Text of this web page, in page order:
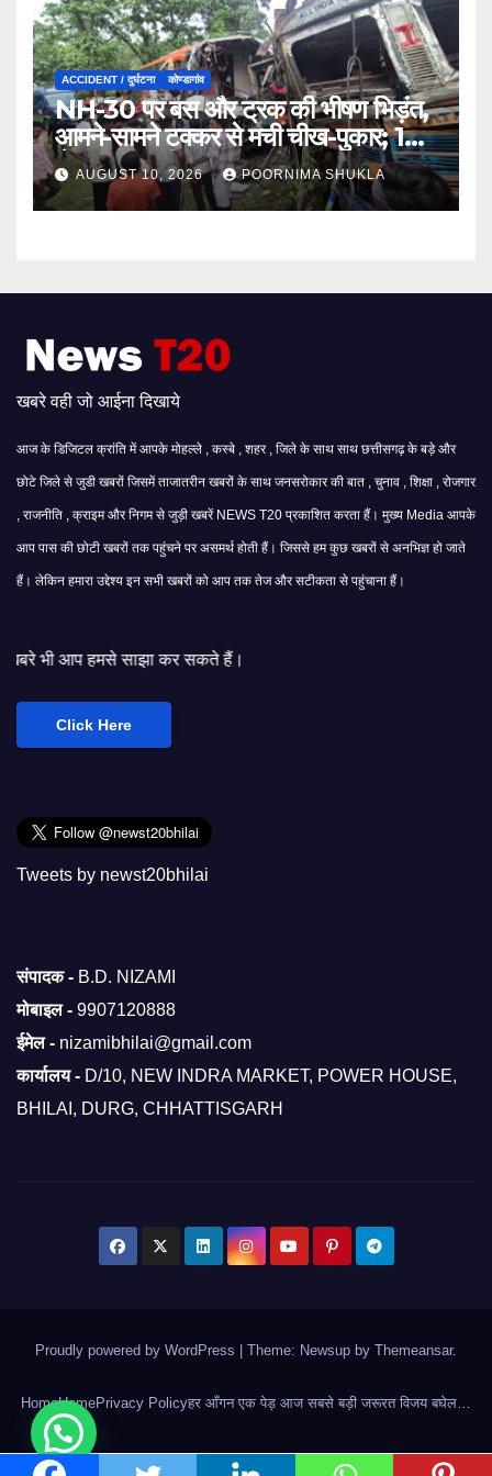
ACCIDENT / दुर्घटना कोण्डागांव
NH-30 पर बस और ट्रक की भीषण भिड़ंत,
आमने-सामने टक्कर से मची चीख-पुकार; 12
से ज्यादा यात्री घायल…
AUGUST 10, 2026 POORNIMA SHUKLA
खबरे वही जो आईना दिखाये
आज के डिजिटल क्रांति में आपके मोहल्ले , कस्बे , शहर , जिले के साथ साथ छत्तीसगढ़ के बड़े और
छोटे जिले से जुडी खबरों जिसमें ताजातरीन खबरों के साथ जनसरोकार की बात , चुनाव , शिक्षा , रोजगार
, राजनीति , क्राइम और निगम से जुड़ी खबरें NEWS T20 प्रकाशित करता हैं। मुख्य Media आपके
आप पास की छोटी खबरों तक पहुंचने पर असमर्थ होती हैं। जिससे हम कुछ खबरों से अनभिज्ञ हो जाते
हैं। लेकिन हमारा उद्देश्य इन सभी खबरों को आप तक तेज और सटीकता से पहुंचाना हैं।
कर सकते हैं।
Click Here
Tweets by newst20bhilai
संपादक - B.D. NIZAMI
मोबाइल - 9907120888
ईमेल - nizamibhilai@gmail.com
कार्यालय - D/10, NEW INDRA MARKET, POWER HOUSE,
BHILAI, DURG, CHHATTISGARH
Proudly powered by WordPress Theme: Newsup by Themeansar.
HomeHomePrivacy Policyहर आँगन एक पेड़ आज सबसे बड़ी जरूरत विजय बघेल…